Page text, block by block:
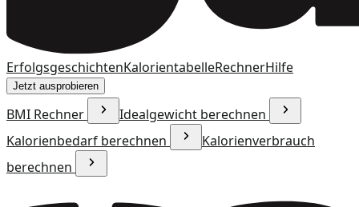
ErfolgsgeschichtenKalorientabelleRechnerHilfe
Jetzt ausprobieren
BMI Rechner
Idealgewicht berechnen
Kalorienbedarf berechnen
Kalorienverbrauch
berechnen